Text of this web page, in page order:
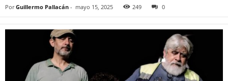
Por Guillermo Pallacán - mayo 15, 2025 249 0